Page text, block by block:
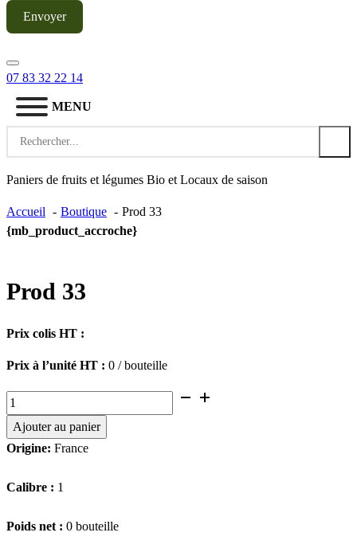
Envoyer
07 83 32 22 14
MENU
Search
for:
Paniers de fruits et légumes Bio et Locaux de saison
Accueil Boutique
Prod 33
{mb_product_accroche}
Prod 33
Prix colis HT :
Prix à l’unité HT : 0 / bouteille
quantité
de
Prod
33
Ajouter au panier
Origine: France
Calibre : 1
Poids net : 0 bouteille